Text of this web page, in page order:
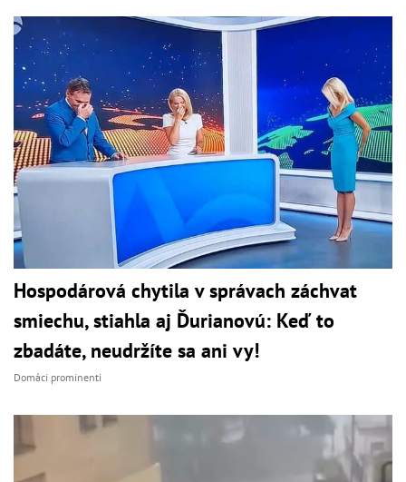
Hospodárová chytila v správach záchvat
smiechu, stiahla aj Ďurianovú: Keď to
zbadáte, neudržíte sa ani vy!
Domáci prominenti